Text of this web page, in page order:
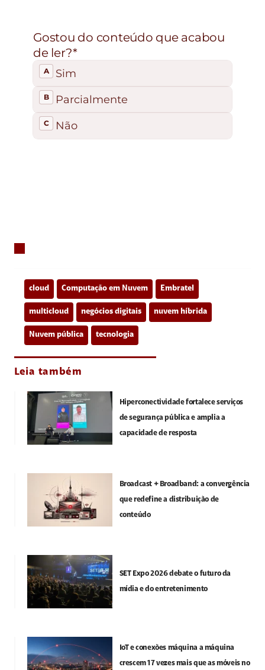
cloud Computação em Nuvem Embratel
multicloud negócios digitais nuvem híbrida
Nuvem pública tecnologia
Leia também
Hiperconectividade fortalece serviços
de segurança pública e amplia a
capacidade de resposta
Broadcast + Broadband: a convergência
que redefine a distribuição de
conteúdo
SET Expo 2026 debate o futuro da
mídia e do entretenimento
IoT e conexões máquina a máquina
crescem 17 vezes mais que as móveis no